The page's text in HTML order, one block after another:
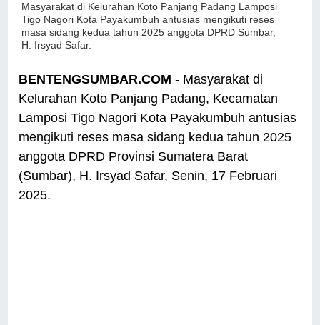
Masyarakat di Kelurahan Koto Panjang Padang Lamposi
Tigo Nagori Kota Payakumbuh antusias mengikuti reses
masa sidang kedua tahun 2025 anggota DPRD Sumbar,
H. Irsyad Safar.
BENTENGSUMBAR.COM - Masyarakat di
Kelurahan Koto Panjang Padang, Kecamatan
Lamposi Tigo Nagori Kota Payakumbuh antusias
mengikuti reses masa sidang kedua tahun 2025
anggota DPRD Provinsi Sumatera Barat
(Sumbar), H. Irsyad Safar, Senin, 17 Februari
2025.